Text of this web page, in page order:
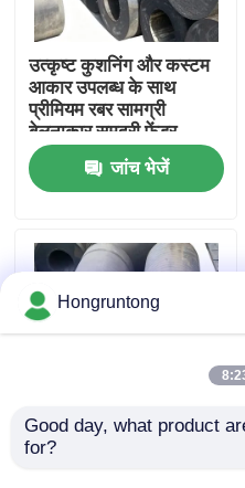
हमारे बारे में
कारखाना भ्रमण
गुणवत्ता नियंत्रण
एक उद्धरण का अनुरोध करें
डॉक रबर फेंडर
उत्कृष्ट कुशनिंग और कस्टम
आकार उपलब्ध के साथ
प्रीमियम रबर सामग्री
बेलनाकार समुद्री फेंडर
जांच भेजें
समुद्री डॉकिंग के लिए उच्च
Hongruntong
Good day, what product
for?